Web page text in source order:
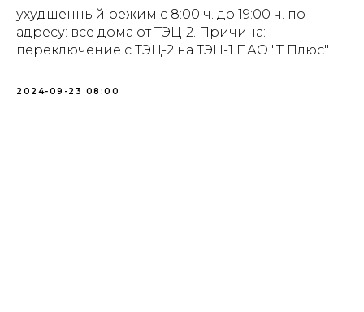
ухудшенный режим с 8:00 ч. до 19:00 ч. по
адресу: все дома от ТЭЦ-2. Причина:
переключение с ТЭЦ-2 на ТЭЦ-1 ПАО "Т Плюс"
2024-09-23 08:00